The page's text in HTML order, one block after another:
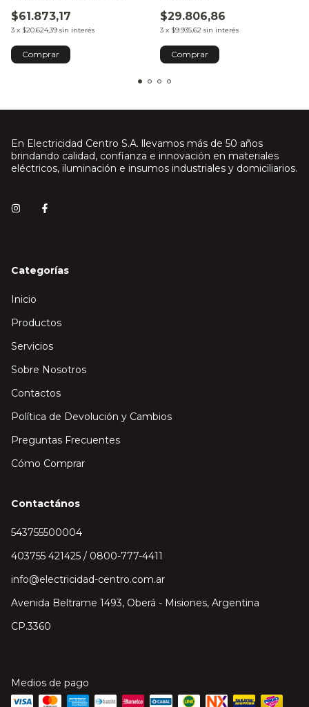
$61.873,17
3 x $20.624,39 sin interés
$29.806,86
3 x $9.935,62 sin interés
En Electricidad Centro S.A. llevamos más de 50 años
brindando calidad, confianza e innovación en materiales
eléctricos, iluminación e insumos industriales y domiciliarios.
Categorías
Inicio
Productos
Servicios
Sobre Nosotros
Contactos
Política de Devolución y Cambios
Preguntas Frecuentes
Cómo Comprar
Contactános
543755500004
403755 421425 / 0800-777-4411
info@electricidad-centro.com.ar
Avenida Beltrame 1493, Oberá - Misiones, Argentina
CP.3360
Medios de pago